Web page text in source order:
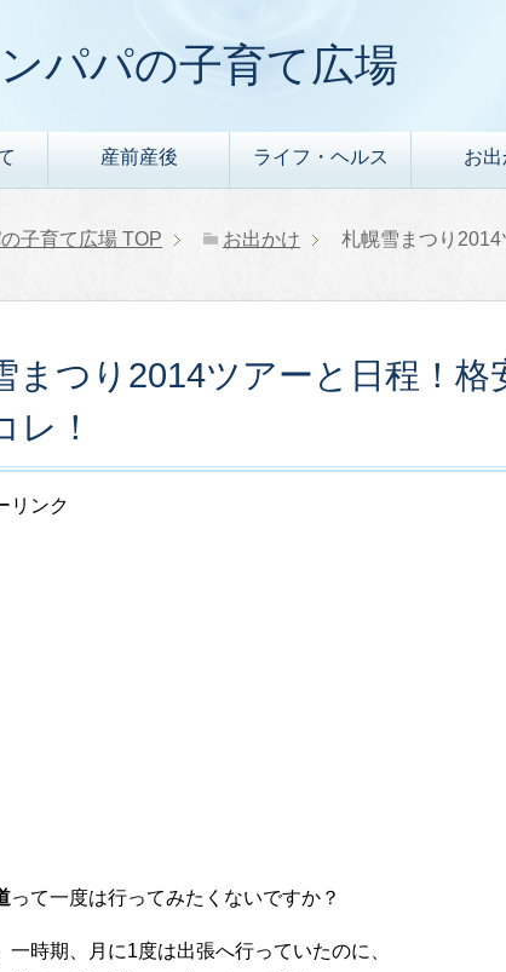
パパの子育て広場
産前産後 ライフ・ヘルス お
子育て広場 TOP お出かけ 札幌雪まつり2014
まつり2014ツアーと日程！格
レ！
リンク
って一度は行ってみたくないですか？
一時期、月に1度は出張へ行っていたのに、